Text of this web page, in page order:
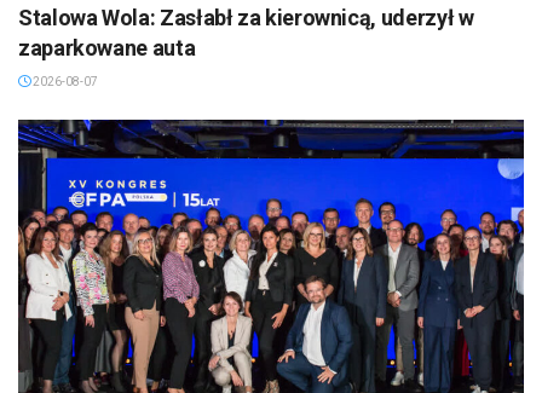
Stalowa Wola: Zasłabł za kierownicą, uderzył w
zaparkowane auta
2026-08-07